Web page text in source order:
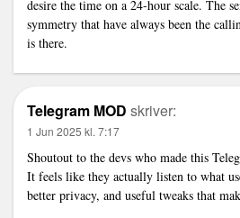
desire the time on a 24-hour scale. The
symmetry that have always been the
is there.
Telegram MOD skriver:
1 Jun 2025 kl. 7:17
Shoutout to the devs who made this
It feels like they actually listen to what
better privacy, and useful tweaks that